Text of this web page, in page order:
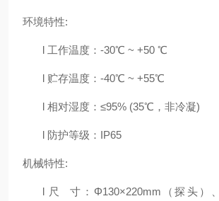
环境特性:
l 工作温度：-30℃ ~ +50 ℃
l 贮存温度：-40℃ ~ +55℃
l 相对湿度：≤95% (35℃，非冷凝)
l 防护等级：IP65
机械特性:
l 尺 寸：Φ130×220mm（探头）